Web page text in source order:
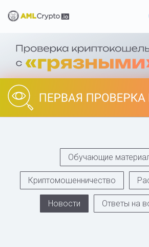
Обучающие
Криптомошенничество
Новости Ответы на